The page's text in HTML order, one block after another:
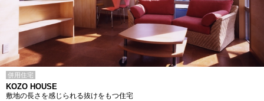
併用住宅
KOZO HOUSE
敷地の長さを感じられる抜けをもつ住宅